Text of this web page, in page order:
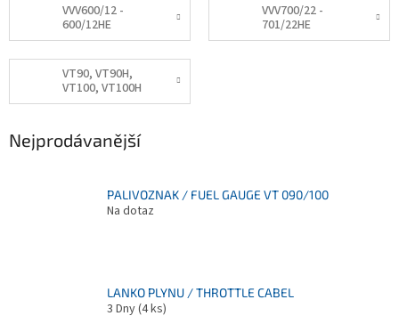
VVV600/12 -
600/12HE
VVV700/22 -
701/22HE
VT90, VT90H,
VT100, VT100H
Nejprodávanější
PALIVOZNAK / FUEL GAUGE VT 090/100
Na dotaz
LANKO PLYNU / THROTTLE CABEL
3 Dny(4 ks)